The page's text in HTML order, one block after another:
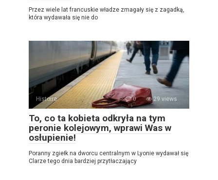
Przez wiele lat francuskie władze zmagały się z zagadką,
która wydawała się nie do
Histoire 0 29 views
To, co ta kobieta odkryła na tym
peronie kolejowym, wprawi Was w
osłupienie!
Poranny zgiełk na dworcu centralnym w Lyonie wydawał się
Clarze tego dnia bardziej przytłaczający